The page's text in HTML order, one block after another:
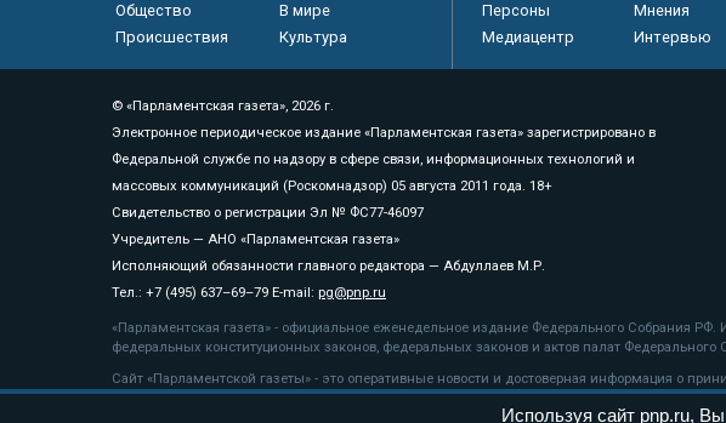
Общество
В мире
Происшествия
Культура
Персоны
Мнения
Медиацентр
Интервью
© «Парламентская газета», 2026 г.
Электронное периодическое издание «Парламентская газета» зарегистрировано в
Федеральной службе по надзору в сфере связи, информационных технологий и
массовых коммуникаций (Роскомнадзор) 05 августа 2011 года. 18+
Свидетельство о регистрации Эл № ФС77-46097
Учредитель — АНО «Парламентская газета»
Исполняющий обязанности главного редактора — Абдуллаев М.Р.
Тел.: +7 (495) 637–69–79 E-mail: pg@pnp.ru
«Парламентская газета» - официальное еженедельное издание Федерального Собрания
федеральных конституционных законов, федеральных законов и актов палат
Сайт «Парламентской газеты» - это оперативные новости и достоверная информация о
«Парламентской газеты» активная ссылка на pnp.ru обязательна.
Используя сайт pnp.ru,